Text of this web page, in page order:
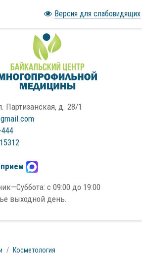
Партизанская, д. 28/1
с 09:00 до 19:00
выходной день.
Косметология
Версия для слабовидящих